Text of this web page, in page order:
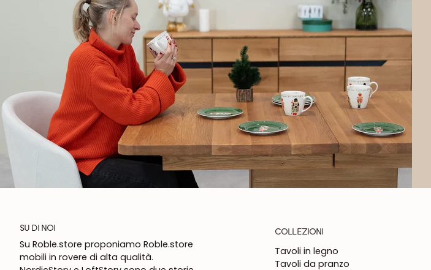
SU DI NOI
Su Roble.store proponiamo Roble.store
mobili in rovere di alta qualità.
COLLEZIONI
Tavoli in legno
Tavoli da pranzo